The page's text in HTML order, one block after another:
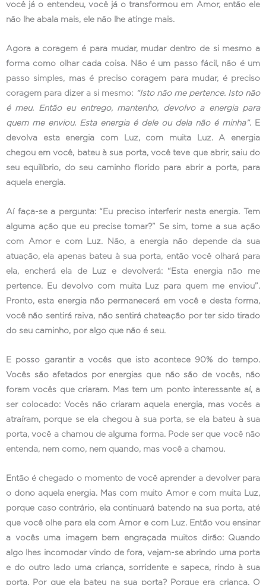
você já o entendeu, você já o transformou em Amor, então ele
não lhe abala mais, ele não lhe atinge mais.
Agora a coragem é para mudar, mudar dentro de si mesmo a
forma como olhar cada coisa. Não é um passo fácil, não é um
passo simples, mas é preciso coragem para mudar, é preciso
coragem para dizer a si mesmo: “Isto não me pertence. Isto não
é meu. Então eu entrego, mantenho, devolvo a energia para
quem me enviou. Esta energia é dele ou dela não é minha”. E
devolva esta energia com Luz, com muita Luz. A energia
chegou em você, bateu à sua porta, você teve que abrir, saiu do
seu equilíbrio, do seu caminho florido para abrir a porta, para
aquela energia.
Aí faça-se a pergunta: “Eu preciso interferir nesta energia. Tem
alguma ação que eu precise tomar?” Se sim, tome a sua ação
com Amor e com Luz. Não, a energia não depende da sua
atuação, ela apenas bateu à sua porta, então você olhará para
ela, encherá ela de Luz e devolverá: “Esta energia não me
pertence. Eu devolvo com muita Luz para quem me enviou”.
Pronto, esta energia não permanecerá em você e desta forma,
você não sentirá raiva, não sentirá chateação por ter sido tirado
do seu caminho, por algo que não é seu.
E posso garantir a vocês que isto acontece 90% do tempo.
Vocês são afetados por energias que não são de vocês, não
foram vocês que criaram. Mas tem um ponto interessante aí, a
ser colocado: Vocês não criaram aquela energia, mas vocês a
atraíram, porque se ela chegou à sua porta, se ela bateu à sua
porta, você a chamou de alguma forma. Pode ser que você não
entenda, nem como, nem quando, mas você a chamou.
Então é chegado o momento de você aprender a devolver para
o dono aquela energia. Mas com muito Amor e com muita Luz,
porque caso contrário, ela continuará batendo na sua porta, até
que você olhe para ela com Amor e com Luz. Então vou ensinar
a vocês uma imagem bem engraçada muitos dirão: Quando
algo lhes incomodar vindo de fora, vejam-se abrindo uma porta
e do outro lado uma criança, sorridente e sapeca, rindo à sua
porta. Por que ela bateu na sua porta? Porque era criança. O